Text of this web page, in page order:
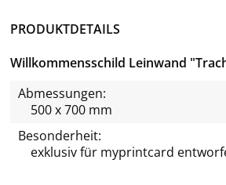
PRODUKTDETAILS
Willkommensschild Leinwand
Abmessungen:
500 x 700 mm
Besonderheit:
exklusiv für myprintcard